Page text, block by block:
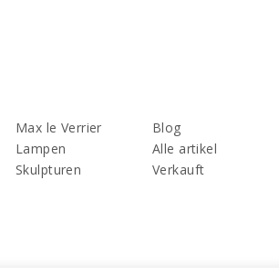
Max le Verrier
Lampen
Skulpturen
Blog
Alle artikel
Verkauft